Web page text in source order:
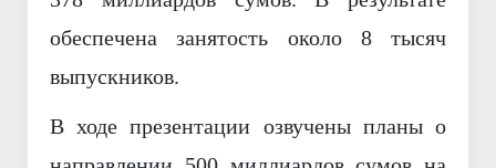
обеспечена занятость около 8 тысяч
выпускников.
В ходе презентации озвучены планы о